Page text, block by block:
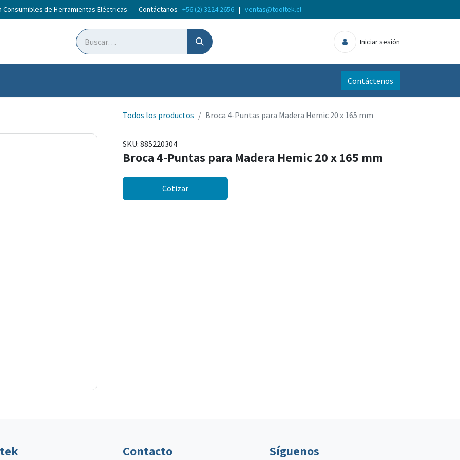
Consumibles de Herramientas Eléctricas - Contáctanos +56 (2) 3224 2656 | ventas@tooltek.cl
Iniciar sesión
Contáctenos
Todos los productos Broca 4-Puntas para Madera Hemic 20 x 165 mm
SKU: 885220304
Broca 4-Puntas para Madera Hemic 20 x 165 mm
Cotizar
Contacto Síguenos